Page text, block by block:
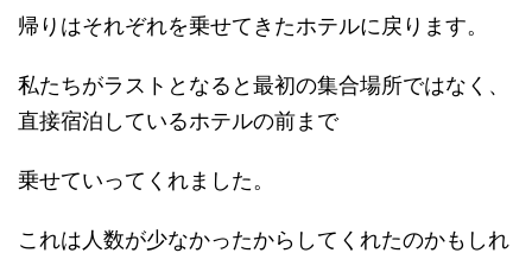
帰りはそれぞれを乗せてきたホテルに戻ります。
私たちがラストとなると最初の集合場所ではなく、
直接宿泊しているホテルの前まで
乗せていってくれました。
これは人数が少なかったからしてくれたのかもしれ